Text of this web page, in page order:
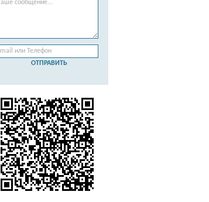
ОТПРАВИТЬ